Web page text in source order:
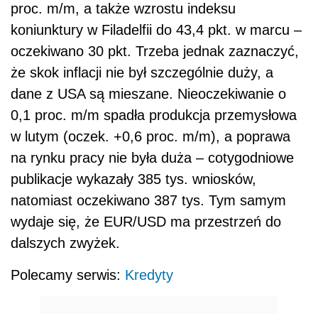
proc. m/m, a także wzrostu indeksu
koniunktury w Filadelfii do 43,4 pkt. w marcu –
oczekiwano 30 pkt. Trzeba jednak zaznaczyć,
że skok inflacji nie był szczególnie duży, a
dane z USA są mieszane. Nieoczekiwanie o
0,1 proc. m/m spadła produkcja przemysłowa
w lutym (oczek. +0,6 proc. m/m), a poprawa
na rynku pracy nie była duża – cotygodniowe
publikacje wykazały 385 tys. wniosków,
natomiast oczekiwano 387 tys. Tym samym
wydaje się, że EUR/USD ma przestrzeń do
dalszych zwyżek.
Polecamy serwis: Kredyty